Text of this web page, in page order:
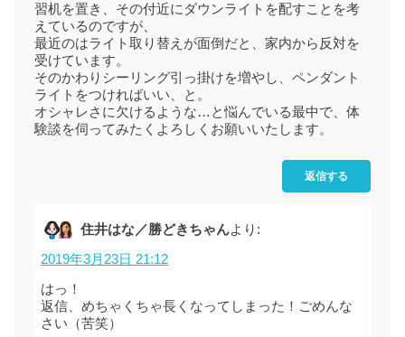
習机を置き、その付近にダウンライトを配すことを考
えているのですが、
最近のはライト取り替えが面倒だと、家内から反対を
受けています。
そのかわりシーリング引っ掛けを増やし、ペンダント
ライトをつければいい、と。
オシャレさに欠けるような…と悩んでいる最中で、体
験談を伺ってみたくよろしくお願いいたします。
返信する
住井はな／勝どきちゃんより:
2019年3月23日 21:12
はっ！
返信、めちゃくちゃ長くなってしまった！ごめんな
さい（苦笑）